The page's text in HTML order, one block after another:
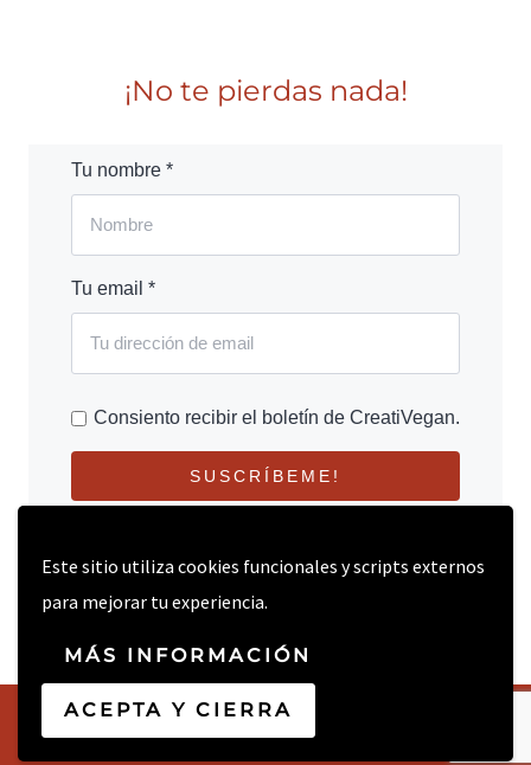
Este sitio utiliza cookies funcionales y scripts externos
para mejorar tu experiencia.
MÁS INFORMACIÓN
ACEPTA Y CIERRA
¡No te pierdas nada!
Tu nombre *
Tu email *
Consiento recibir el boletín de CreatiVegan.
SUSCRÍBEME!
© 2026 CREATIVEGAN.NET